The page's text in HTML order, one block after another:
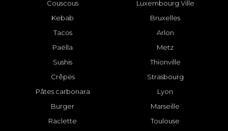
Couscous
Kebab
Tacos
Paëlla
Sushis
Crêpes
Pâtes carbonara
Burger
Raclette
Luxembourg Ville
Bruxelles
Arlon
Metz
Thionville
Strasbourg
Lyon
Marseille
Toulouse